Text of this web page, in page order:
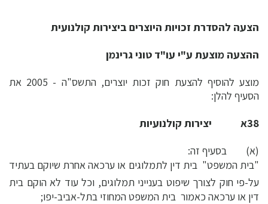
הצעה להסדרת זכויות היוצרים ביצירות קולנועית
ההצעה מוצעת ע"י עו"ד טוני גרינמן
מוצע להוסיף להצעת חוק זכות יוצרים, התשס"ה - 2005 את
הסעיף להלן:
38א יצירות קולנועיות
(א) בסעיף זה:
"בית המשפט"  בית דין לתמלוגים או ערכאה אחרת שיוקם בעתיד
על-פי חוק לצורך שיפוט בענייני תמלוגים, וכל עוד לא הוקם בית
דין או ערכאה כאמור  בית המשפט המחוזי בתל-אביב-יפו;